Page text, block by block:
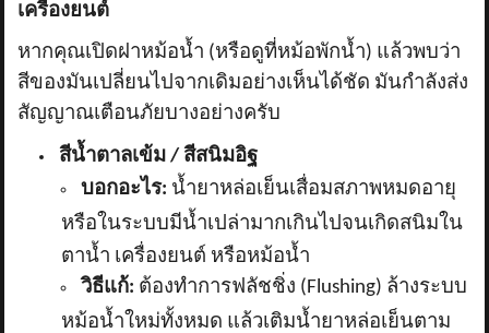
เครื่องยนต์
หากคุณเปิดฝาหม้อน้ำ (หรือดูที่หม้อพักน้ำ) แล้วพบว่า
สีของมันเปลี่ยนไปจากเดิมอย่างเห็นได้ชัด มันกำลังส่ง
สัญญาณเตือนภัยบางอย่างครับ
สีน้ำตาลเข้ม / สีสนิมอิฐ
บอกอะไร: น้ำยาหล่อเย็นเสื่อมสภาพหมดอายุ
หรือในระบบมีน้ำเปล่ามากเกินไปจนเกิดสนิมใน
ตาน้ำ เครื่องยนต์ หรือหม้อน้ำ
วิธีแก้: ต้องทำการฟลัชชิ่ง (Flushing) ล้างระบบ
หม้อน้ำใหม่ทั้งหมด แล้วเติมน้ำยาหล่อเย็นตาม